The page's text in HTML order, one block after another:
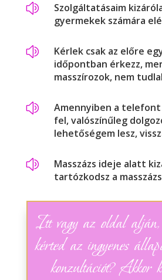
z
Szolgáltatásaim
gyermekek számára
z
Kérlek csak az előre
időpontban érkezz,
masszírozok, nem
z
Amennyiben a telefont
fel, valószínűleg
lehetőségem lesz,
z
Masszázs ideje alatt
tartózkodsz a
Itt vagy az oldal alján,
kérted az ingyenes
konzultációt? Akkor